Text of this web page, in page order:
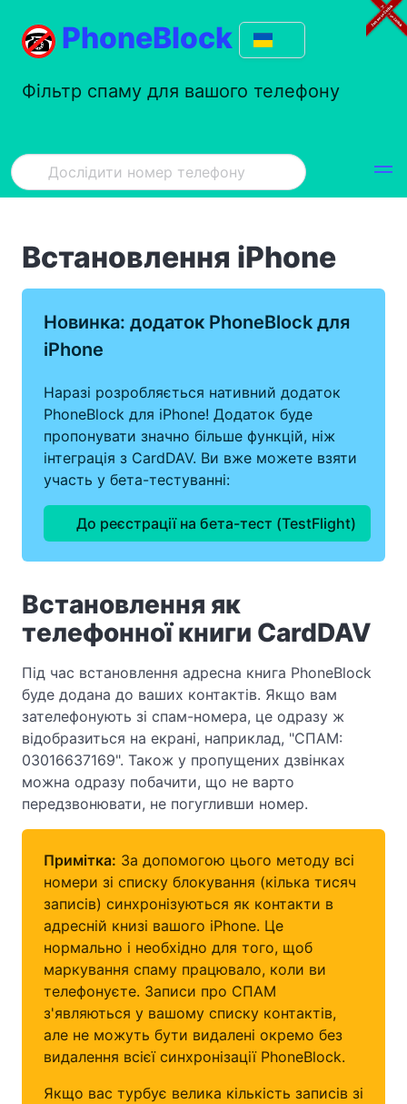
PhoneBlock
Фільтр спаму для вашого телефону
Встановлення iPhone
Новинка: додаток PhoneBlock для
iPhone
Наразі розробляється нативний додаток
PhoneBlock для iPhone! Додаток буде
пропонувати значно більше функцій, ніж
інтеграція з CardDAV. Ви вже можете взяти
участь у бета-тестуванні:
До реєстрації на бета-тест (TestFlight)
Встановлення як
телефонної книги CardDAV
Під час встановлення адресна книга PhoneBlock
буде додана до ваших контактів. Якщо вам
зателефонують зі спам-номера, це одразу ж
відобразиться на екрані, наприклад, "СПАМ:
03016637169". Також у пропущених дзвінках
можна одразу побачити, що не варто
передзвонювати, не погугливши номер.
Примітка: За допомогою цього методу всі
номери зі списку блокування (кілька тисяч
записів) синхронізуються як контакти в
адресній книзі вашого iPhone. Це
нормально і необхідно для того, щоб
маркування спаму працювало, коли ви
телефонуєте. Записи про СПАМ
з'являються у вашому списку контактів,
але не можуть бути видалені окремо без
видалення всієї синхронізації PhoneBlock.
Якщо вас турбує велика кількість записів зі